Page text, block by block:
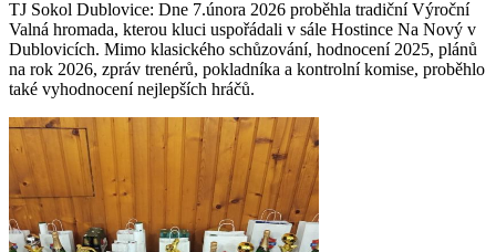
TJ Sokol Dublovice: Dne 7.února 2026 proběhla tradiční Výroční
Valná hromada, kterou kluci uspořádali v sále Hostince Na Nový v
Dublovicích. Mimo klasického schůzování, hodnocení 2025, plánů
na rok 2026, zpráv trenérů, pokladníka a kontrolní komise, proběhlo
také vyhodnocení nejlepších hráčů.